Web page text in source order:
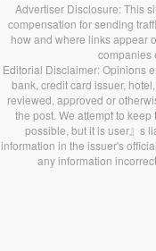
Advertiser Disclosure: This
compensation for sending
how and where links appear
companies
Editorial Disclaimer: Opinions
bank, credit card issuer,
reviewed, approved or
the post. We attempt to
possible, but it is user』s
information in the issuer's
any information